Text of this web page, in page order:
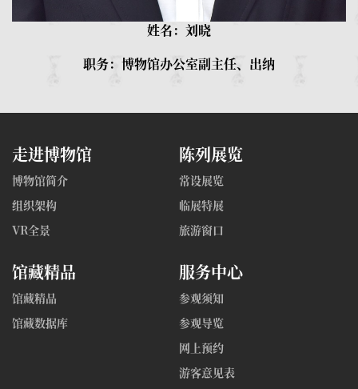
姓名：刘晓
职务：博物馆办公室副主任、出纳
走进博物馆
博物馆简介
组织架构
VR全景
陈列展览
常设展览
临展特展
旅游窗口
馆藏精品
馆藏精品
馆藏数据库
服务中心
参观须知
参观导览
网上预约
游客意见表